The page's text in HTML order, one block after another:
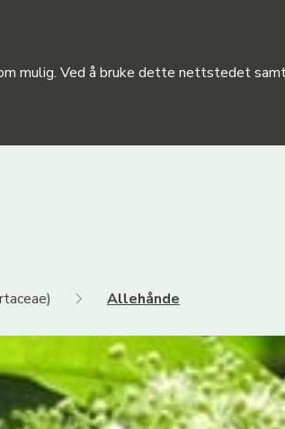
Allehånde
mulig. Ved å bruke dette nettstedet